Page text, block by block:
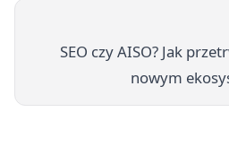
SEO czy AISO? Jak
nowym